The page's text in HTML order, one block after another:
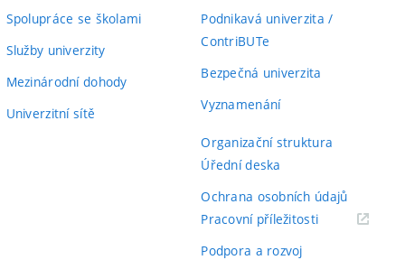
Spolupráce se školami
Služby univerzity
Mezinárodní dohody
Univerzitní sítě
Podnikavá univerzita /
ContriBUTe
Bezpečná univerzita
Vyznamenání
Organizační struktura
Úřední deska
Ochrana osobních údajů
Pracovní příležitosti(externí
Podpora a rozvoj